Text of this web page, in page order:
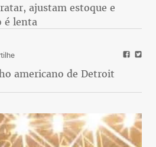
ajustam estoque e
é lenta
americano de Detroit